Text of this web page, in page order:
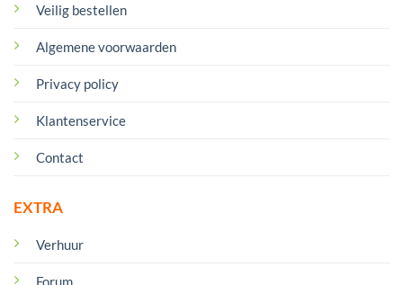
Veilig bestellen
Algemene voorwaarden
Privacy policy
Klantenservice
Contact
EXTRA
Verhuur
Forum